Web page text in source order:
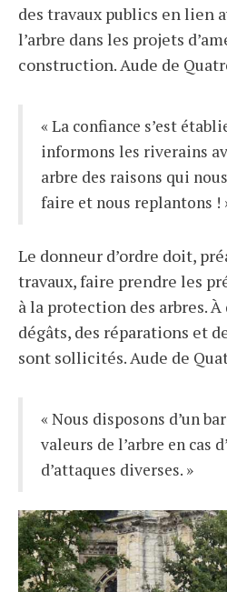
des travaux publics en lien
l’arbre dans les projets
construction. Aude de
« La confiance s’est
informons les riverains
arbre des raisons qui
faire et nous replantons !
Le donneur d’ordre doit,
travaux, faire prendre les
à la protection des arbres. À
dégâts, des réparations et
sont sollicités. Aude de
« Nous disposons d’un
valeurs de l’arbre en cas
d’attaques diverses. »